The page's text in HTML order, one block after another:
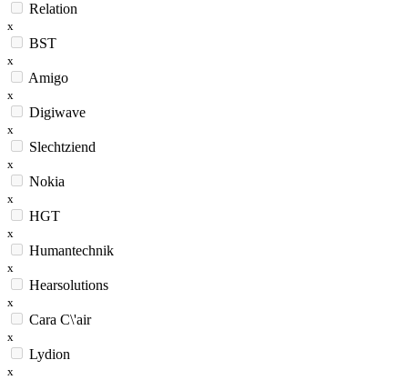
Relation
x
BST
x
Amigo
x
Digiwave
x
Slechtziend
x
Nokia
x
HGT
x
Humantechnik
x
Hearsolutions
x
Cara C\'air
x
Lydion
x